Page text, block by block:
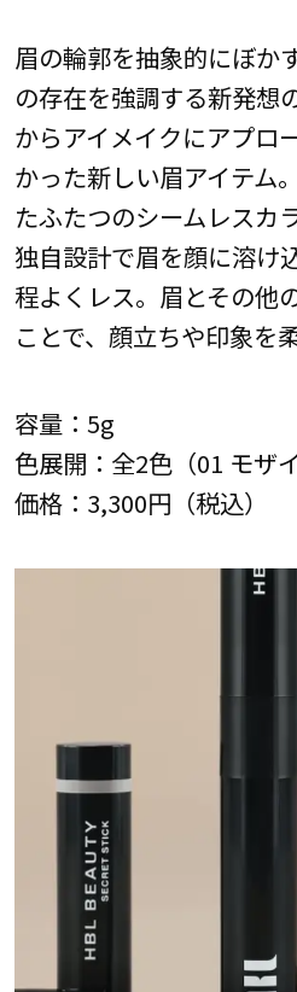
眉の輪郭を抽象的にぼか
の存在を強調する新発想
からアイメイクにアプロ
かった新しい眉アイテム
たふたつのシームレスカ
独自設計で眉を顔に溶け
程よくレス。眉とその他
ことで、顔立ちや印象を
容量：5g
色展開：全2色（01 モザ
価格：3,300円（税込）